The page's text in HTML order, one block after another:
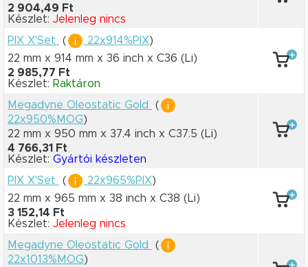
2 904,49 Ft
Készlet: Jelenleg nincs
PIX X'Set
( 22x914%PIX)
22 mm x 914 mm x 36 inch x C36 (Li)
2 985,77 Ft
Készlet: Raktáron
Megadyne Oleostatic Gold
(
22x950%MOG)
22 mm x 950 mm x 37.4 inch x C37.5 (Li)
4 766,31 Ft
Készlet: Gyártói készleten
PIX X'Set
( 22x965%PIX)
22 mm x 965 mm x 38 inch x C38 (Li)
3 152,14 Ft
Készlet: Jelenleg nincs
Megadyne Oleostatic Gold
(
22x1013%MOG)